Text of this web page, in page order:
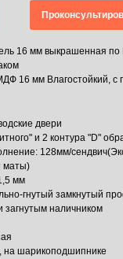
16 мм выкрашенная по
16 мм Влагостойкий, с
двери
и 2 контура "D"
128мм/
маты)
мм
гнутый замкнутый
загнутым наличником
на шарикоподшипнике